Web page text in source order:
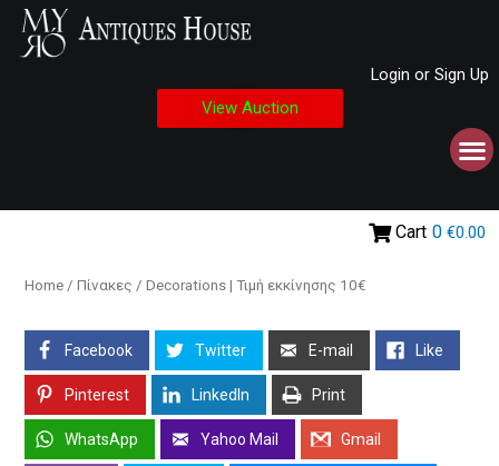
Login or Sign Up
View Auction
Cart 0 €0.00
Home / Πίνακες / Decorations | Τιμή εκκίνησης 10€
Facebook Twitter E-mail Like
Pinterest LinkedIn Print
WhatsApp Yahoo Mail Gmail